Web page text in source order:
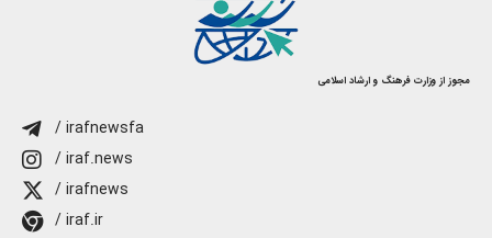
مجوز از وزارت فرهنگ و ارشاد اسلامی
/ irafnewsfa
/ iraf.news
/ irafnews
/ iraf.ir